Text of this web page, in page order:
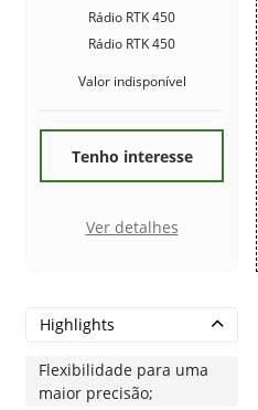
Rádio RTK 450
Rádio RTK 450
Valor indisponível
Tenho interesse
Ver detalhes
Highlights
Flexibilidade para uma
maior precisão;